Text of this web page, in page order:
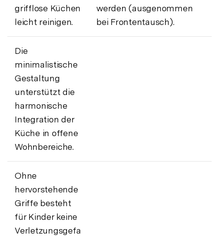
grifflose Küchen
leicht reinigen.
werden (ausgenommen
bei Frontentausch).
Die
minimalistische
Gestaltung
unterstützt die
harmonische
Integration der
Küche in offene
Wohnbereiche.
Ohne
hervorstehende
Griffe besteht
für Kinder keine
Verletzungsgefa